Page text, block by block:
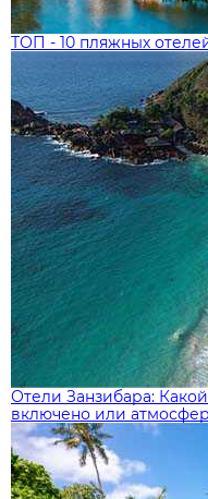
ТОП - 10 пляжных
Отели Занзибара:
включено или